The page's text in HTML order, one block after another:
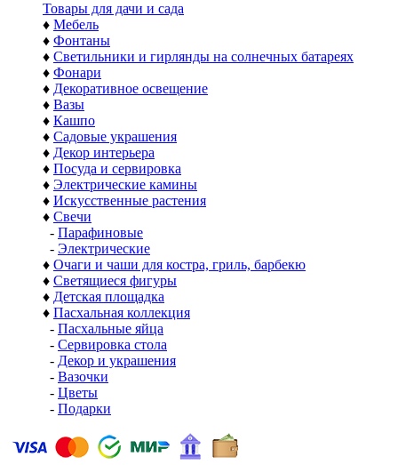
Товары для дачи и сада
♦ Мебель
♦ Фонтаны
♦ Светильники и гирлянды на солнечных батареях
♦ Фонари
♦ Декоративное освещение
♦ Вазы
♦ Кашпо
♦ Садовые украшения
♦ Декор интерьера
♦ Посуда и сервировка
♦ Электрические камины
♦ Искусственные растения
♦ Свечи
- Парафиновые
- Электрические
♦ Очаги и чаши для костра, гриль, барбекю
♦ Светящиеся фигуры
♦ Детская площадка
♦ Пасхальная коллекция
- Пасхальные яйца
- Сервировка стола
- Декор и украшения
- Вазочки
- Цветы
- Подарки